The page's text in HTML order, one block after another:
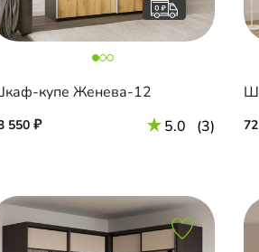
купе Женева-12
550 5.0 (3)